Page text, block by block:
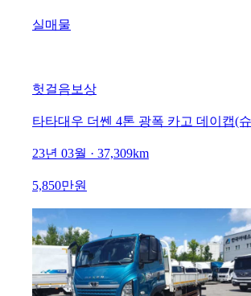
실매물
헛걸음보상
타타대우 더쎈 4톤 광폭 카고 데이캡(
23년 03월 · 37,309km
5,850만원